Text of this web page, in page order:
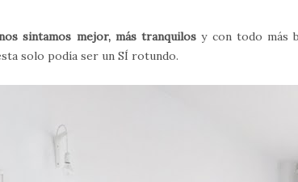
sintamos mejor, más tranquilosy con todo más
solo podía ser un SÍ rotundo.